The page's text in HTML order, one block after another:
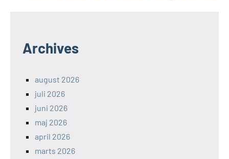
Archives
august 2026
juli 2026
juni 2026
maj 2026
april 2026
marts 2026